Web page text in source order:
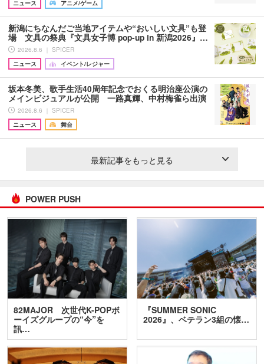
ニュース
アニメ/ゲーム
新潟にちなんだご当地アイテムや“おいしい文具”も登
場 文具の祭典『文具女子博 pop-up in 新潟2026』…
2026.8.6 ｜ SPICER
ニュース
イベント/レジャー
坂本冬美、歌手生活40周年記念でおくる明治座公演の
メインビジュアルが公開 一路真輝、中村梅雀ら出演
2026.8.6 ｜ SPICER
ニュース
舞台
最新記事をもっと見る
POWER PUSH
82MAJOR 次世代K-POPボ
ーイズグループの“今”を
訊…
『SUMMER SONIC
2026』、ベテラン3組の懐…